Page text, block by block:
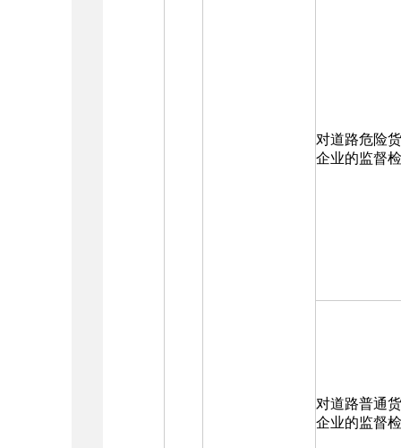
对道路危险
企业的监督
对道路普通
企业的监督